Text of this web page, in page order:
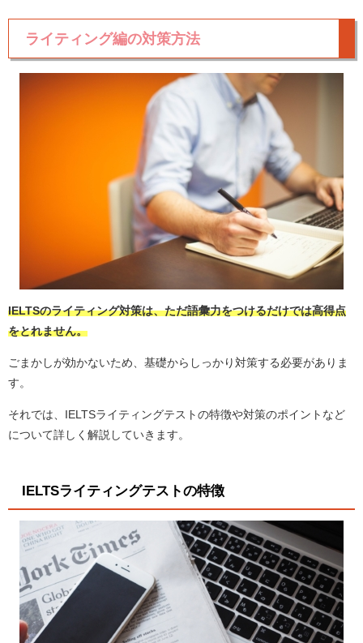
ライティング編の対策方法
IELTSのライティング対策は、ただ語彙力をつけるだけでは高得点
をとれません。
ごまかしが効かないため、基礎からしっかり対策する必要がありま
す。
それでは、IELTSライティングテストの特徴や対策のポイントなど
について詳しく解説していきます。
IELTSライティングテストの特徴